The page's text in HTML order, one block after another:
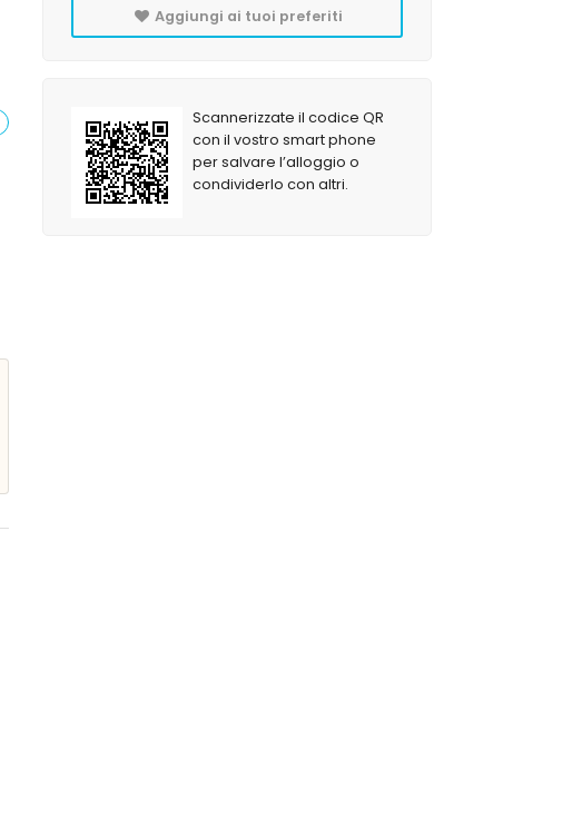
Aggiungi ai tuoi preferiti
Scannerizzate il codice QR
con il vostro smart phone
per salvare l’alloggio o
condividerlo con altri.